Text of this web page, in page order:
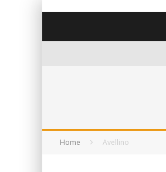
Home Avellino